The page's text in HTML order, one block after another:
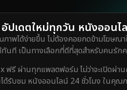
เดตใหม่ทุกวัน หนังออนไ
ได้ง่ายขึ้น ไม่ต้องคอยกดข้ามโฆษณา
นที เป็นทางเลือกที่ดีที่สุดสำหรับคนรั
ฟรี ผ่านทุกแพลตฟอร์ม ไม่ว่าจะเปิด
รับชม หนังออนไลน์ 24 ชั่วโมง ในคุณ